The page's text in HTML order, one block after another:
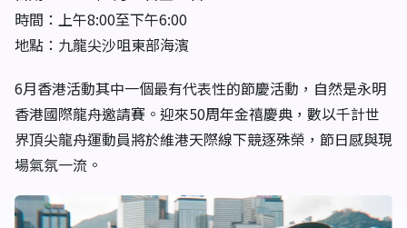
時間：上午8:00至下午6:00
地點：九龍尖沙咀東部海濱
6月香港活動其中一個最有代表性的節慶活動，自然是永明
香港國際龍舟邀請賽。迎來50周年金禧慶典，數以千計世
界頂尖龍舟運動員將於維港天際線下競逐殊榮，節日感與現
場氣氛一流。